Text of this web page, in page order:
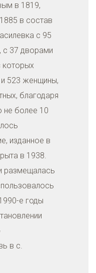
в 1819,
в состав
с 95
с 37 дворами
которых
523 женщины,
благодаря
не более 10
изданное в
в 1938.
размещалась
е годы
в с.